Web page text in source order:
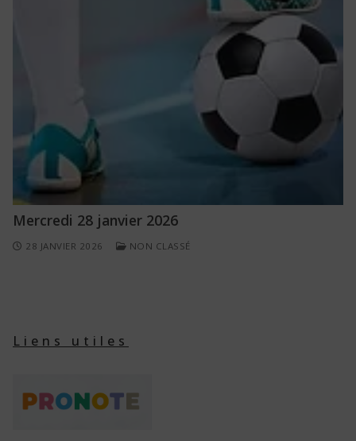
Mercredi 28 janvier 2026
28 JANVIER 2026 NON CLASSÉ
Liens utiles